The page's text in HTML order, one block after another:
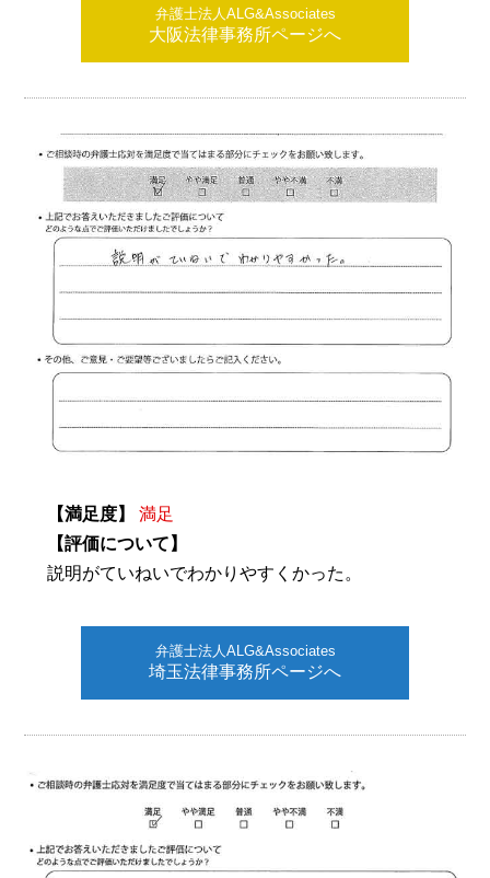
弁護士法人ALG&Associates
大阪法律事務所ページへ
【満足度】
満足
【評価について】
説明がていねいでわかりやすくかった。
弁護士法人ALG&Associates
埼玉法律事務所ページへ